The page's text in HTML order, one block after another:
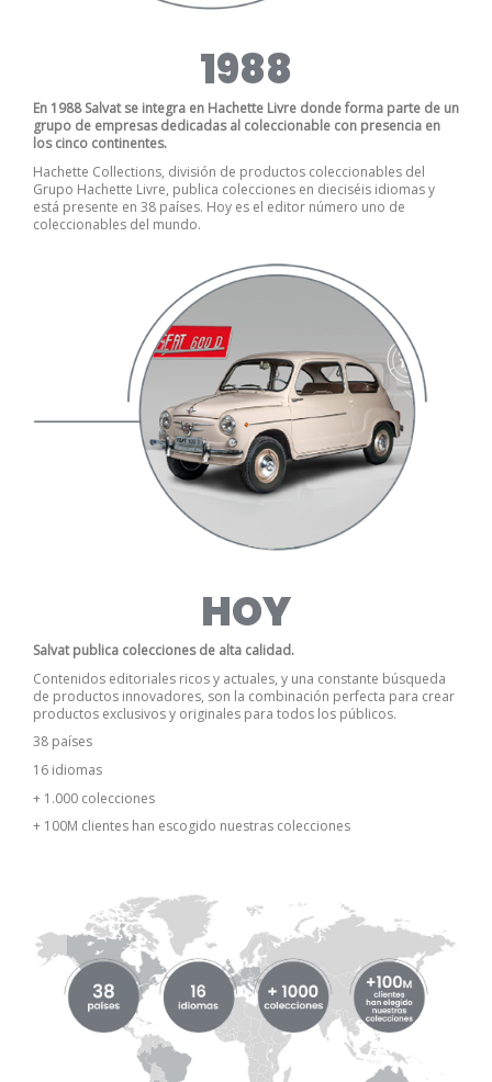
1988
En 1988 Salvat se integra en Hachette Livre donde forma parte de un
grupo de empresas dedicadas al coleccionable con presencia en
los cinco continentes.
Hachette Collections, división de productos coleccionables del
Grupo Hachette Livre, publica colecciones en dieciséis idiomas y
está presente en 38 países. Hoy es el editor número uno de
coleccionables del mundo.
HOY
Salvat publica colecciones de alta calidad.
Contenidos editoriales ricos y actuales, y una constante búsqueda
de productos innovadores, son la combinación perfecta para crear
productos exclusivos y originales para todos los públicos.
38 países
16 idiomas
+ 1.000 colecciones
+ 100M clientes han escogido nuestras colecciones